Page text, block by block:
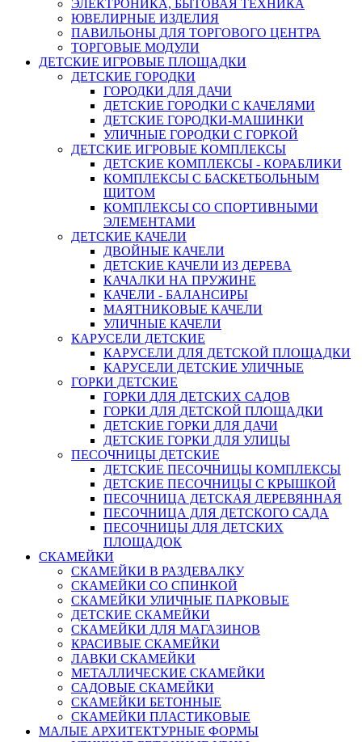
ЭЛЕКТРОНИКА, БЫТОВАЯ ТЕХНИКА
ЮВЕЛИРНЫЕ ИЗДЕЛИЯ
ПАВИЛЬОНЫ ДЛЯ ТОРГОВОГО ЦЕНТРА
ТОРГОВЫЕ МОДУЛИ
ДЕТСКИЕ ИГРОВЫЕ ПЛОЩАДКИ
ДЕТСКИЕ ГОРОДКИ
ГОРОДКИ ДЛЯ ДАЧИ
ДЕТСКИЕ ГОРОДКИ С КАЧЕЛЯМИ
ДЕТСКИЕ ГОРОДКИ-МАШИНКИ
УЛИЧНЫЕ ГОРОДКИ С ГОРКОЙ
ДЕТСКИЕ ИГРОВЫЕ КОМПЛЕКСЫ
ДЕТСКИЕ КОМПЛЕКСЫ - КОРАБЛИКИ
КОМПЛЕКСЫ С БАСКЕТБОЛЬНЫМ
ЩИТОМ
КОМПЛЕКСЫ СО СПОРТИВНЫМИ
ЭЛЕМЕНТАМИ
ДЕТСКИЕ КАЧЕЛИ
ДВОЙНЫЕ КАЧЕЛИ
ДЕТСКИЕ КАЧЕЛИ ИЗ ДЕРЕВА
КАЧАЛКИ НА ПРУЖИНЕ
КАЧЕЛИ - БАЛАНСИРЫ
МАЯТНИКОВЫЕ КАЧЕЛИ
УЛИЧНЫЕ КАЧЕЛИ
КАРУСЕЛИ ДЕТСКИЕ
КАРУСЕЛИ ДЛЯ ДЕТСКОЙ ПЛОЩАДКИ
КАРУСЕЛИ ДЕТСКИЕ УЛИЧНЫЕ
ГОРКИ ДЕТСКИЕ
ГОРКИ ДЛЯ ДЕТСКИХ САДОВ
ГОРКИ ДЛЯ ДЕТСКОЙ ПЛОЩАДКИ
ДЕТСКИЕ ГОРКИ ДЛЯ ДАЧИ
ДЕТСКИЕ ГОРКИ ДЛЯ УЛИЦЫ
ПЕСОЧНИЦЫ ДЕТСКИЕ
ДЕТСКИЕ ПЕСОЧНИЦЫ КОМПЛЕКСЫ
ДЕТСКИЕ ПЕСОЧНИЦЫ С КРЫШКОЙ
ПЕСОЧНИЦА ДЕТСКАЯ ДЕРЕВЯННАЯ
ПЕСОЧНИЦА ДЛЯ ДЕТСКОГО САДА
ПЕСОЧНИЦЫ ДЛЯ ДЕТСКИХ
ПЛОЩАДОК
СКАМЕЙКИ
СКАМЕЙКИ В РАЗДЕВАЛКУ
СКАМЕЙКИ СО СПИНКОЙ
СКАМЕЙКИ УЛИЧНЫЕ ПАРКОВЫЕ
ДЕТСКИЕ СКАМЕЙКИ
СКАМЕЙКИ ДЛЯ МАГАЗИНОВ
КРАСИВЫЕ СКАМЕЙКИ
ЛАВКИ СКАМЕЙКИ
МЕТАЛЛИЧЕСКИЕ СКАМЕЙКИ
САДОВЫЕ СКАМЕЙКИ
СКАМЕЙКИ БЕТОННЫЕ
СКАМЕЙКИ ПЛАСТИКОВЫЕ
МАЛЫЕ АРХИТЕКТУРНЫЕ ФОРМЫ